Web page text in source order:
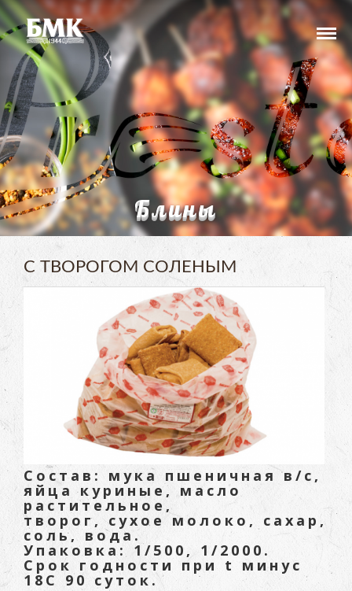
Блины
С ТВОРОГОМ СОЛЕНЫМ
Состав: мука пшеничная в/с,
яйца куриные, масло
растительное,
творог, сухое молоко, сахар,
соль, вода.
Упаковка: 1/500, 1/2000.
Срок годности при t минус
18С 90 суток.